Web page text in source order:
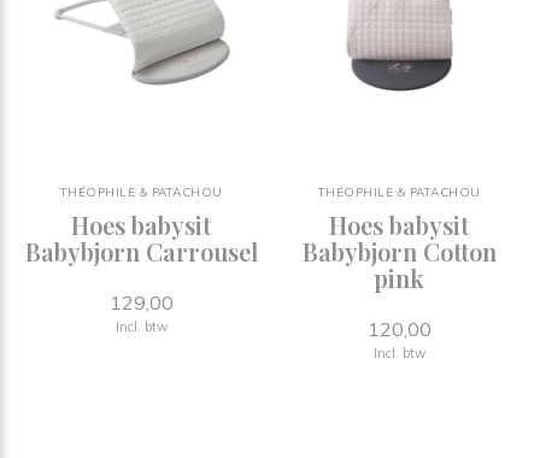
THÉOPHILE & PATACHOU
Hoes babysit
Babybjorn Carrousel
129,00
Incl. btw
THÉOPHILE & PATACHOU
Hoes babysit
Babybjorn Cotton
pink
120,00
Incl. btw